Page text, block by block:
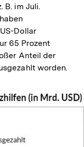
B. im Juli.
Dollar
65 Prozent
Anteil der
worden.